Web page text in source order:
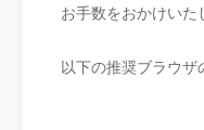
お手数をおかけい
以下の推奨ブラウザ